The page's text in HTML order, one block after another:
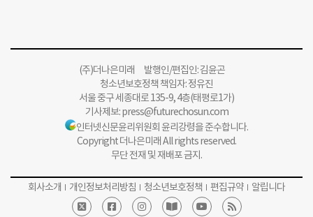
(주)더나은미래 발행인/편집인: 김윤곤
청소년보호정책 책임자: 정유진
서울 중구 세종대로 135-9, 4층(태평로1가)
기사제보:press@futurechosun.com
인터넷신문윤리위원회 윤리강령을 준수합니다.
Copyright 더나은미래 All rights reserved.
무단 전재 및 재배포 금지.
회사소개 개인정보처리방침 청소년보호정책 편집규약 알립니다